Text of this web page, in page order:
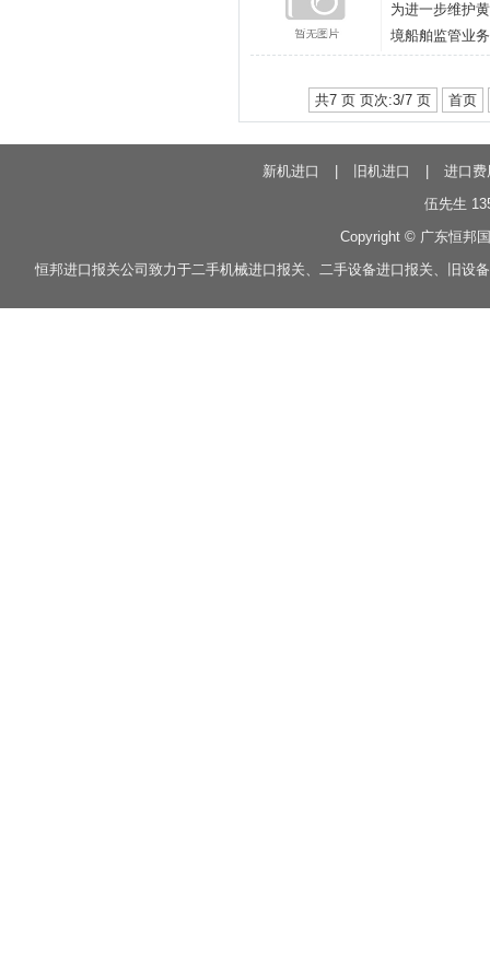
为进一步维护
境船舶监管业
共7 页 页次:3/7 页 首页
新机进口 旧机进口
进口费
伍先生
Copyright © 广东恒邦
恒邦进口报关公司致力于二手机械进口报关、 二手设备进口报关、 旧设